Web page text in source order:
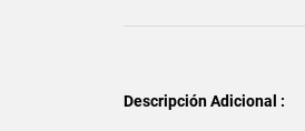
Descripción Adicional :